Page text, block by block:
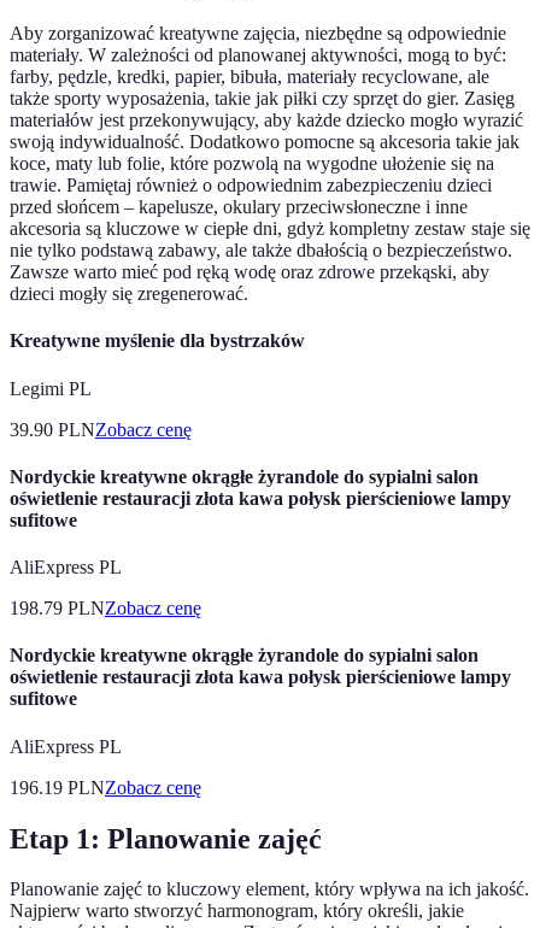
Aby zorganizować kreatywne zajęcia, niezbędne są odpowiednie
materiały. W zależności od planowanej aktywności, mogą to być:
farby, pędzle, kredki, papier, bibuła, materiały recyclowane, ale
także sporty wyposażenia, takie jak piłki czy sprzęt do gier. Zasięg
materiałów jest przekonywujący, aby każde dziecko mogło wyrazić
swoją indywidualność. Dodatkowo pomocne są akcesoria takie jak
koce, maty lub folie, które pozwolą na wygodne ułożenie się na
trawie. Pamiętaj również o odpowiednim zabezpieczeniu dzieci
przed słońcem – kapelusze, okulary przeciwsłoneczne i inne
akcesoria są kluczowe w ciepłe dni, gdyż kompletny zestaw staje się
nie tylko podstawą zabawy, ale także dbałością o bezpieczeństwo.
Zawsze warto mieć pod ręką wodę oraz zdrowe przekąski, aby
dzieci mogły się zregenerować.
Kreatywne myślenie dla bystrzaków
Legimi PL
39.90 PLNZobacz cenę
Nordyckie kreatywne okrągłe żyrandole do sypialni salon
oświetlenie restauracji złota kawa połysk pierścieniowe lampy
sufitowe
AliExpress PL
198.79 PLNZobacz cenę
Nordyckie kreatywne okrągłe żyrandole do sypialni salon
oświetlenie restauracji złota kawa połysk pierścieniowe lampy
sufitowe
AliExpress PL
196.19 PLNZobacz cenę
Etap 1: Planowanie zajęć
Planowanie zajęć to kluczowy element, który wpływa na ich jakość.
Najpierw warto stworzyć harmonogram, który określi, jakie